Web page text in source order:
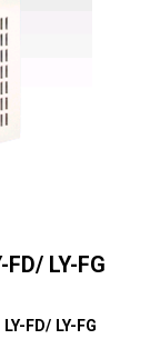
LY-FG
FD/ LY-FG